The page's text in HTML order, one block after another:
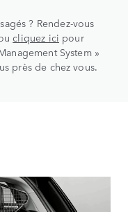
? Rendez-vous
cliquez ici pour
System »
près de chez vous.